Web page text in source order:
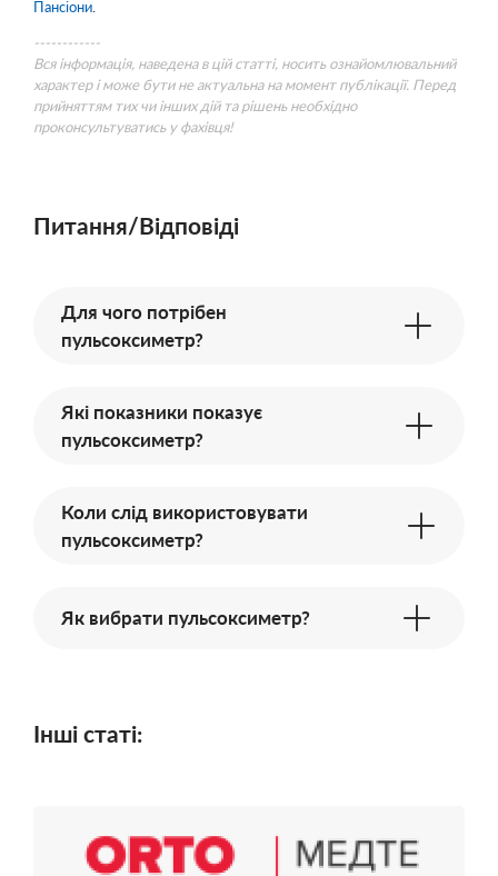
Пансіони
------------
Вся інформація, наведена в цій статті, носить ознайомлювальний
характер і може бути не актуальна на момент публікації. Перед
прийняттям тих чи інших дій та рішень необхідно
проконсультуватись у фахівця!
Питання/Відповіді
Для чого потрібен
пульсоксиметр?
Які показники показує
пульсоксиметр?
Коли слід використовувати
пульсоксиметр?
Як вибрати пульсоксиметр?
Інші статі: